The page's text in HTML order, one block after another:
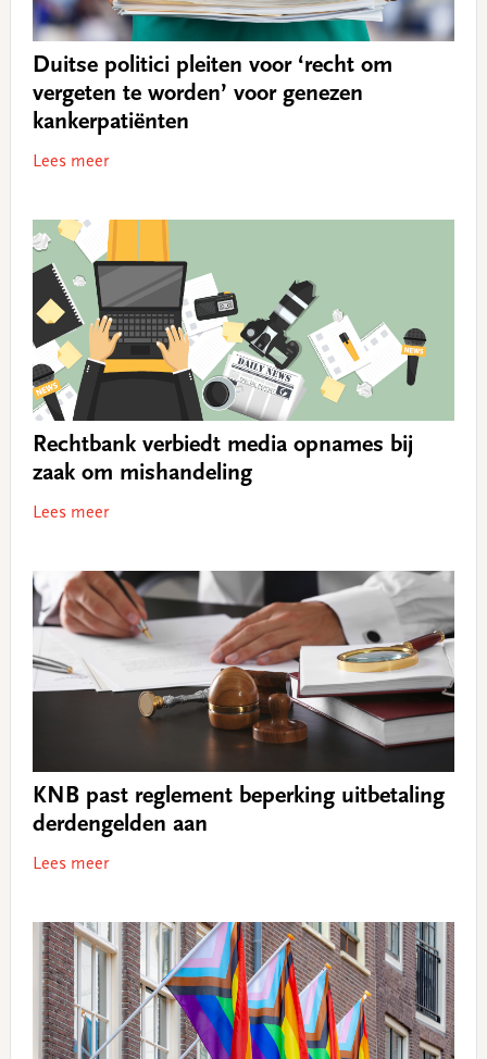
Duitse politici pleiten voor ‘recht om
vergeten te worden’ voor genezen
kankerpatiënten
Lees meer
Rechtbank verbiedt media opnames bij
zaak om mishandeling
Lees meer
KNB past reglement beperking uitbetaling
derdengelden aan
Lees meer